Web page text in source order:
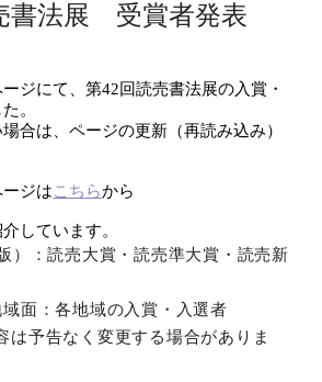
書法展 受賞者発表
ージにて、第42回読売書法展の入賞・
。
合は、ページの更新（再読み込み）
ージはこちらから
しています。
）：読売大賞・読売準大賞・読売新
面：各地域の入賞・入選者
予告なく変更する場合がありま